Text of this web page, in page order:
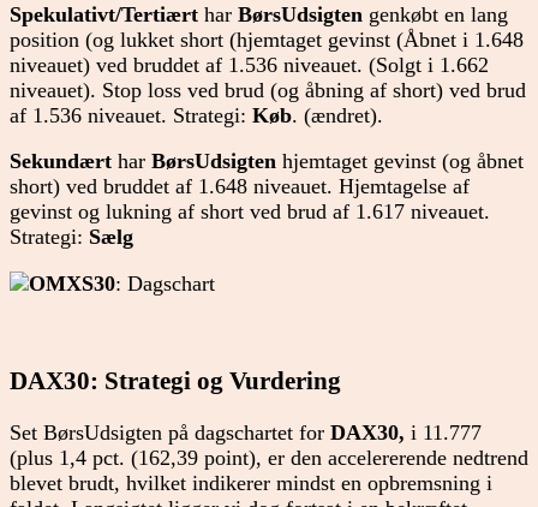
Spekulativt/Tertiært har BørsUdsigten genkøbt en lang
position (og lukket short (hjemtaget gevinst (Åbnet i 1.648
niveauet) ved bruddet af 1.536 niveauet. (Solgt i 1.662
niveauet). Stop loss ved brud (og åbning af short) ved brud
af 1.536 niveauet. Strategi: Køb. (ændret).
Sekundært har BørsUdsigten hjemtaget gevinst (og åbnet
short) ved bruddet af 1.648 niveauet. Hjemtagelse af
gevinst og lukning af short ved brud af 1.617 niveauet.
Strategi: Sælg
OMXS30: Dagschart
DAX30: Strategi og Vurdering
Set BørsUdsigten på dagschartet for DAX30, i 11.777
(plus 1,4 pct. (162,39 point), er den accelererende nedtrend
blevet brudt, hvilket indikerer mindst en opbremsning i